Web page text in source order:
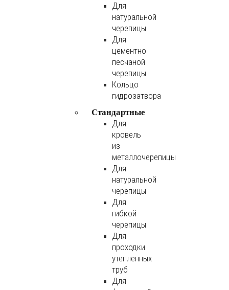
Для
натуральной
черепицы
Для
цементно
песчаной
черепицы
Кольцо
гидрозатвора
Стандартные
Для
кровель
из
металлочерепицы
Для
натуральной
черепицы
Для
гибкой
черепицы
Для
проходки
утепленных
труб
Для